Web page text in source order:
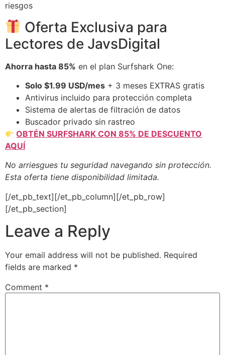
riesgos
Oferta Exclusiva para
Lectores de JavsDigital
Ahorra hasta 85% en el plan Surfshark One:
Solo $1.99 USD/mes + 3 meses EXTRAS gratis
Antivirus incluido para protección completa
Sistema de alertas de filtración de datos
Buscador privado sin rastreo
OBTÉN SURFSHARK CON 85% DE DESCUENTO
AQUÍ
No arriesgues tu seguridad navegando sin protección.
Esta oferta tiene disponibilidad limitada.
[/et_pb_text][/et_pb_column][/et_pb_row]
[/et_pb_section]
Leave a Reply
Your email address will not be published. Required
fields are marked *
Comment *